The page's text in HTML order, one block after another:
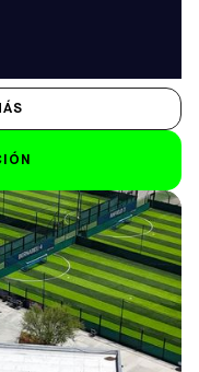
HORARIO DE
APERTURA
De lunes a viernes
14:00 - 23:00 (23:30
el viernes)
Sáb-Dom